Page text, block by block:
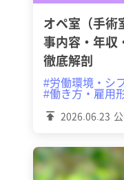
2026.06.23
オペ室（手術
事内容・年収
徹底解剖
#労働環境・シ
#働き方・雇用